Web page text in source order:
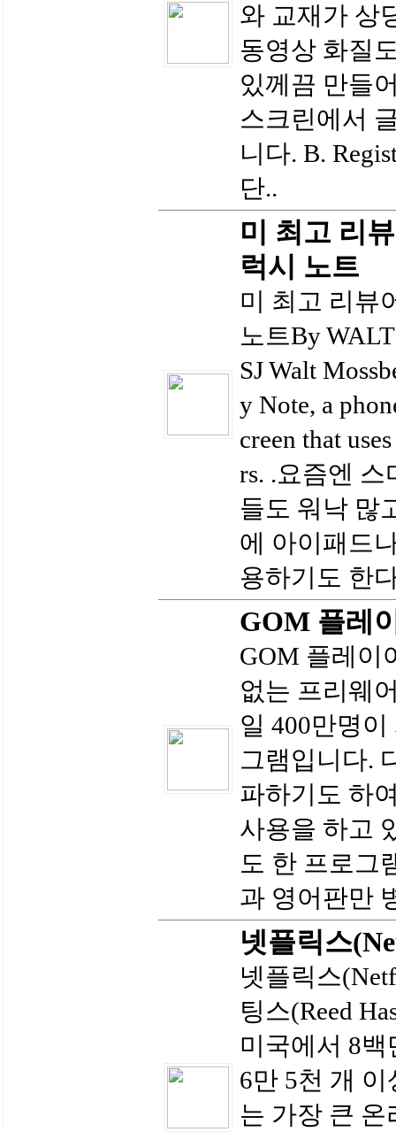
와 교재가 상
동영상 화질
있께끔 만들
스크린에서
니다. B.
단..
미 최고 리
럭시 노트
미 최고 리뷰
노트By
SJ Walt
y Note, a
creen that
rs. .요즘엔
들도 워낙 많
에 아이패드
용하기도 한
GOM 플레
GOM 플레이
없는 프리웨
일 400만명
그램입니다.
파하기도 하
사용을 하고
도 한 프로그
과 영어판만
넷플릭스
넷플릭스
팅스(Reed
미국에서 8
6만 5천 개
는 가장 큰